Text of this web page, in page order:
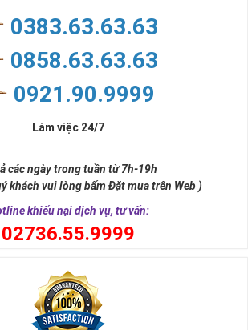
tiến hơn.
thúc giục chúng ta lựa chọn, dựa vào những
ra những quyết định quan trọng.
0383.63.63.63
0858.63.63.63
0921.90.9999
Làm việc 24/7
các ngày trong tuần từ 7h-19h
khách vui lòng bấm Đặt mua trên Web )
khiếu nại dịch vụ, tư vấn:
02736.55.9999